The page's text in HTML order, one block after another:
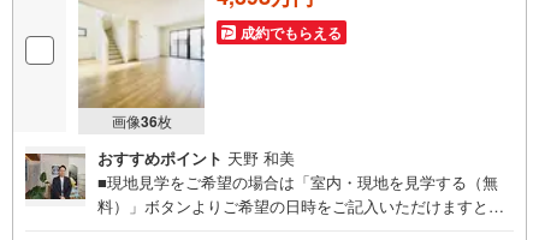
画像36枚
成約でもらえる
おすすめポイント 天野 和美
■現地見学をご希望の場合は「室内・現地を見学する（無
料）」ボタンよりご希望の日時をご記入いただけますとス